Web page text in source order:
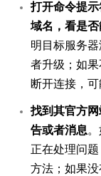
打开命令提
域名，看是
明目标服务
者升级；如
断开连接，
找到其官方
告或者消息
正在处理问
方法；如果